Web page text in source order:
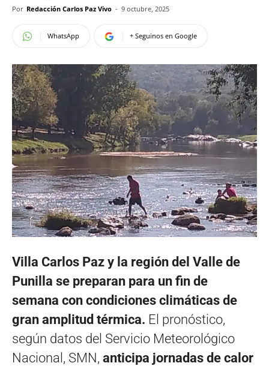
Por Redacción Carlos Paz Vivo - 9 octubre, 2025
WhatsApp + Seguinos en Google
Villa Carlos Paz y la región del Valle de
Punilla se preparan para un fin de
semana con condiciones climáticas de
gran amplitud térmica. El pronóstico,
según datos del Servicio Meteorológico
Nacional, SMN, anticipa jornadas de calor